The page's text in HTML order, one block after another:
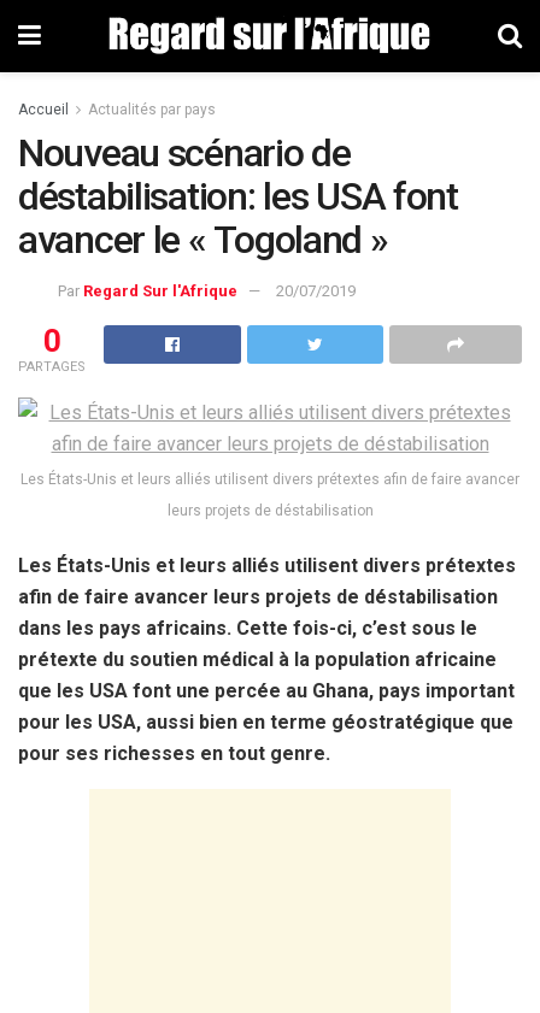
Accueil Actualités par pays
Nouveau scénario de
déstabilisation: les USA font
avancer le « Togoland »
Par Regard Sur l'Afrique 20/07/2019
0
PARTAGES
Les États-Unis et leurs alliés utilisent divers prétextes afin de faire avancer
leurs projets de déstabilisation
Les États-Unis et leurs alliés utilisent divers prétextes
afin de faire avancer leurs projets de déstabilisation
dans les pays africains. Cette fois-ci, c’est sous le
prétexte du soutien médical à la population africaine
que les USA font une percée au Ghana, pays important
pour les USA, aussi bien en terme géostratégique que
pour ses richesses en tout genre.